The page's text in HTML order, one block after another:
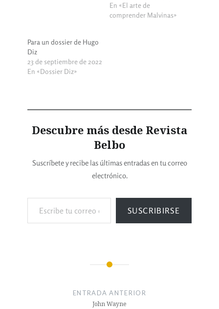
En «El arte de
comprender Malvinas»
Para un dossier de Hugo
Diz
23 de septiembre de 2022
En «Dossier Diz»
Descubre más desde Revista
Belbo
Suscríbete y recibe las últimas entradas en tu correo
electrónico.
SUSCRIBIRSE
ENTRADA ANTERIOR
John Wayne